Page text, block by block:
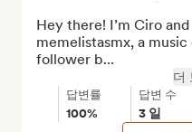
Hey there! I’m Ciro
memelistasmx, a
follower b...
더
답변률
100%
답변 수
3 일